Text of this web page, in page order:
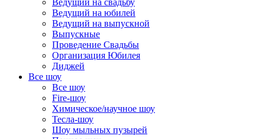
Ведущий на свадьбу
Ведущий на юбилей
Ведущий на выпускной
Выпускные
Проведение Свадьбы
Организация Юбилея
Диджей
Все шоу
Все шоу
Fire-шоу
Химическое/научное шоу
Тесла-шоу
Шоу мыльных пузырей